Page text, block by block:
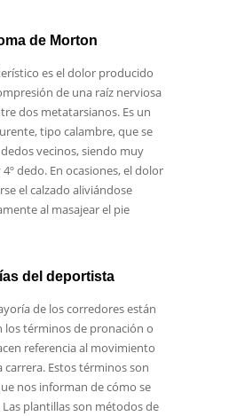
de Morton
es el dolor producido
de una raíz nerviosa
dos metatarsianos. Es un
tipo calambre, que se
vecinos, siendo muy
dedo. En ocasiones, el dolor
el calzado aliviándose
al masajear el pie
del deportista
de los corredores están
los términos de pronación o
referencia al movimiento
Estos términos son
nos informan de cómo se
plantillas son métodos de